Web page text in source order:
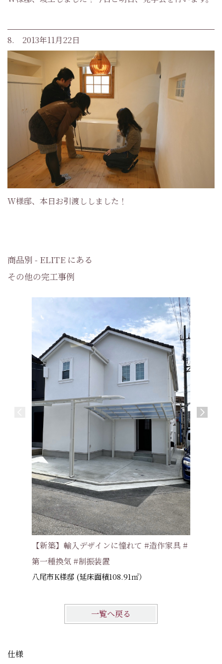
8. 2013年11月22日
W様邸、本日お引渡ししました！
商品別 - ELITE にある
その他の完工事例
【新築】輸入デザインに憧れて #造作家具 #
第一種換気 #制振装置
八尾市K様邸 (延床面積108.91㎡）
一覧へ戻る
仕様